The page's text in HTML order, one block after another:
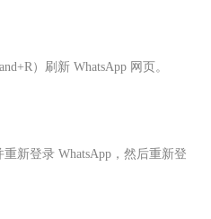
）刷新 WhatsApp 网页。
新登录 WhatsApp，然后重新登